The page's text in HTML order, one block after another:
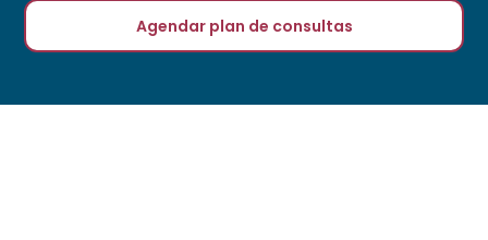
Agendar plan de consultas